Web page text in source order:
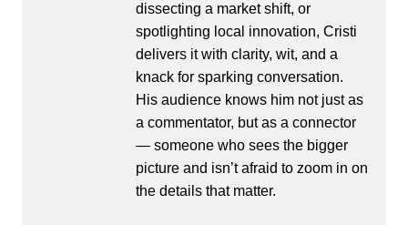
dissecting a market shift, or
spotlighting local innovation, Cristi
delivers it with clarity, wit, and a
knack for sparking conversation.
His audience knows him not just as
a commentator, but as a connector
— someone who sees the bigger
picture and isn’t afraid to zoom in on
the details that matter.